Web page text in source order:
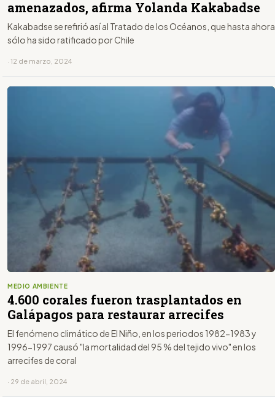
amenazados, afirma Yolanda Kakabadse
Kakabadse se refirió así al Tratado de los Océanos, que hasta ahora
sólo ha sido ratificado por Chile
· 12 de marzo, 2024
MEDIO AMBIENTE
4.600 corales fueron trasplantados en
Galápagos para restaurar arrecifes
El fenómeno climático de El Niño, en los periodos 1982-1983 y
1996-1997 causó "la mortalidad del 95 % del tejido vivo" en los
arrecifes de coral
· 29 de abril, 2024